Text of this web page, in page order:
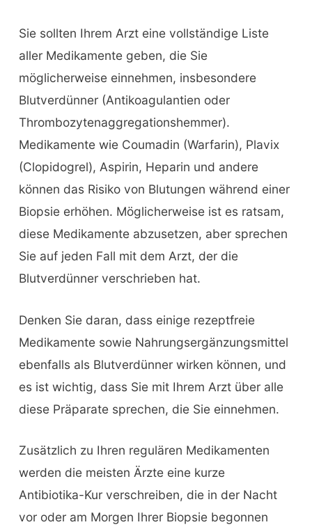
Sie sollten Ihrem Arzt eine vollständige Liste
aller Medikamente geben, die Sie
möglicherweise einnehmen, insbesondere
Blutverdünner (Antikoagulantien oder
Thrombozytenaggregationshemmer).
Medikamente wie Coumadin (Warfarin), Plavix
(Clopidogrel), Aspirin, Heparin und andere
können das Risiko von Blutungen während einer
Biopsie erhöhen. Möglicherweise ist es ratsam,
diese Medikamente abzusetzen, aber sprechen
Sie auf jeden Fall mit dem Arzt, der die
Blutverdünner verschrieben hat.
Denken Sie daran, dass einige rezeptfreie
Medikamente sowie Nahrungsergänzungsmittel
ebenfalls als Blutverdünner wirken können, und
es ist wichtig, dass Sie mit Ihrem Arzt über alle
diese Präparate sprechen, die Sie einnehmen.
Zusätzlich zu Ihren regulären Medikamenten
werden die meisten Ärzte eine kurze
Antibiotika-Kur verschreiben, die in der Nacht
vor oder am Morgen Ihrer Biopsie begonnen